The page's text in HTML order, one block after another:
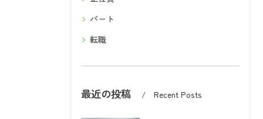
パート
転職
最近の投稿 Recent Posts